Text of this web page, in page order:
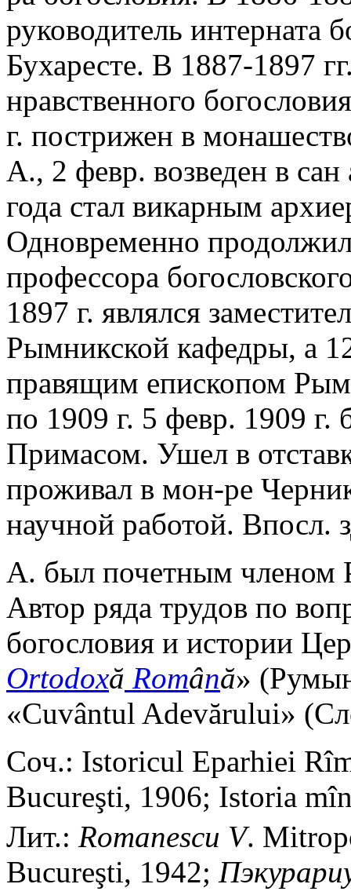
руководитель интерната
Бухаресте. В 1887-1897
нравственного
г. пострижен в
А., 2 февр. возведен в
года стал викарным
Одновременно
профессора
1897 г. являлся
Рымникской кафедры, а
правящим епископом
по 1909 г. 5 февр. 1909
Примасом. Ушел в
проживал в мон-ре
научной работой. Впосл.
А. был почетным членом
Автор ряда трудов по
богословия и истории
Ortodoxă Română»
«Cuvântul Adevărului»
Соч.: Istoricul Eparhiei
Bucureşti, 1906; Istoria
Лит.: Romanescu V.
Bucureşti, 1942;